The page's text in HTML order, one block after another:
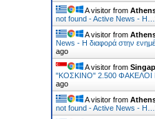
A visitor from
not found - Active News - Η…
A visitor from
News - Η διαφορά στην
ago
A visitor from
"ΚΟΣΚΙΝΟ" 2.500 ΦΑΚΕΛΟΙ
ago
A visitor from
not found - Active News - Η…